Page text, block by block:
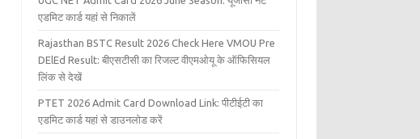
एडमिट कार्ड यहां से निकालें
Rajasthan BSTC Result 2026 Check Here VMOU Pre
DElEd Result: बीएसटीसी का रिजल्ट वीएमओयू के ऑफिसियल
लिंक से देखें
PTET 2026 Admit Card Download Link: पीटीईटी का
एडमिट कार्ड यहां से डाउनलोड करें